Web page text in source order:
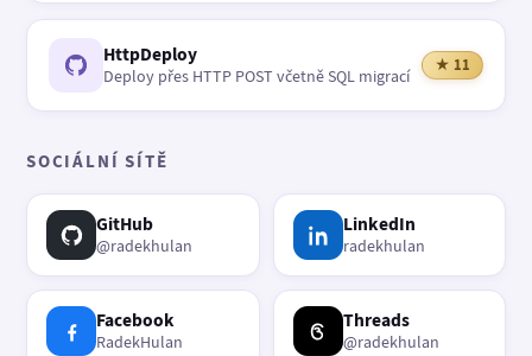
HttpDeploy
Deploy přes HTTP POST včetně SQL migrací
★ 11
SOCIÁLNÍ SÍTĚ
GitHub
@radekhulan
LinkedIn
radekhulan
Facebook
RadekHulan
Threads
@radekhulan